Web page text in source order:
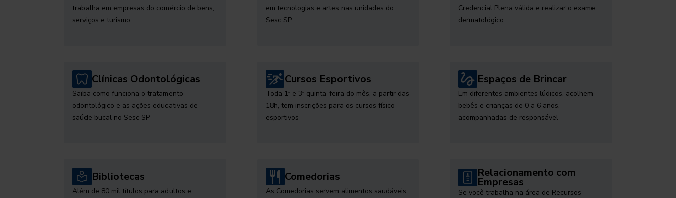
trabalha em empresas do comércio de bens,
serviços e turismo
em tecnologias e artes nas unidades do
Sesc SP
Credencial Plena válida e realizar o exame
dermatológico
Clínicas Odontológicas
Saiba como funciona o tratamento
odontológico e as ações educativas de
saúde bucal no Sesc SP
Cursos Esportivos
Toda 1ª e 3ª quinta-feira do mês, a partir das
18h, tem inscrições para os cursos físico-
esportivos
Espaços de Brincar
Em diferentes ambientes lúdicos, acolhem
bebês e crianças de 0 a 6 anos,
acompanhadas de responsável
Bibliotecas
Além de 80 mil títulos para adultos e
Comedorias
As Comedorias servem alimentos saudáveis,
Relacionamento com
Empresas
Se você trabalha na área de Recursos